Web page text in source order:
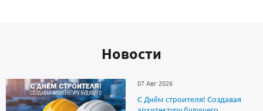
Новоcти
07 Авг 2026
С Днём строителя! Создавая